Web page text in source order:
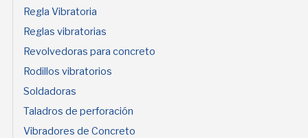
Regla Vibratoria
Reglas vibratorias
Revolvedoras para concreto
Rodillos vibratorios
Soldadoras
Taladros de perforación
Vibradores de Concreto